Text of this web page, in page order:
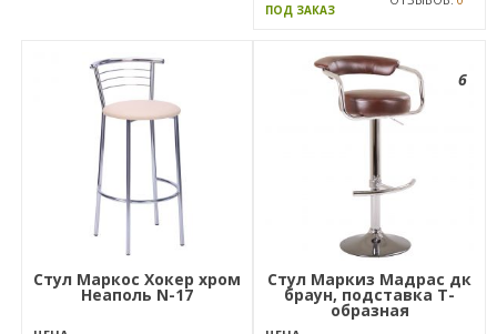
ПОД ЗАКАЗ
Стул Маркос Хокер хром
Неаполь N-17
6
Стул Маркиз Мадрас дк
браун, подставка Т-
образная